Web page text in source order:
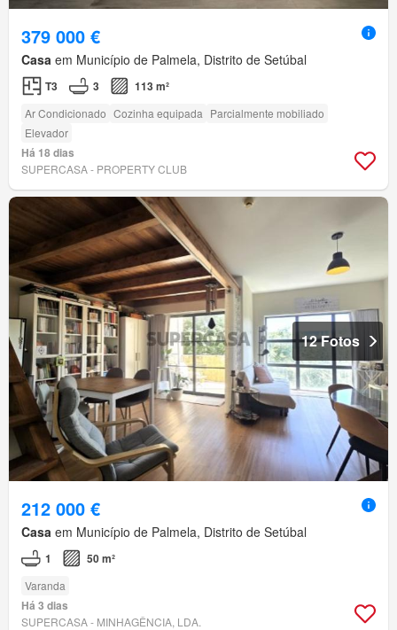
379 000 €
Casa em Município de Palmela, Distrito de Setúbal
T3 3 113 m²
Ar Condicionado Cozinha equipada Parcialmente mobiliado
Elevador
Há 18 dias
SUPERCASA - PROPERTY CLUB
12 Fotos
212 000 €
Casa em Município de Palmela, Distrito de Setúbal
1 50 m²
Varanda
Há 3 dias
SUPERCASA - MINHAGÊNCIA, LDA.